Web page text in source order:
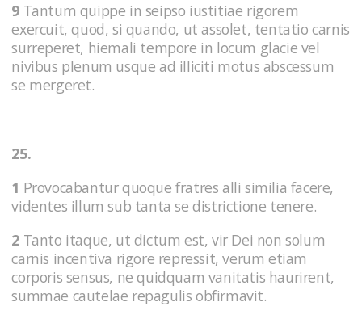
9 Tantum quippe in seipso iustitiae rigorem
exercuit, quod, si quando, ut assolet, tentatio carnis
surreperet, hiemali tempore in locum glacie vel
nivibus plenum usque ad illiciti motus abscessum
se mergeret.
25.
1 Provocabantur quoque fratres alli similia facere,
videntes illum sub tanta se districtione tenere.
2 Tanto itaque, ut dictum est, vir Dei non solum
carnis incentiva rigore repressit, verum etiam
corporis sensus, ne quidquam vanitatis haurirent,
summae cautelae repagulis obfirmavit.